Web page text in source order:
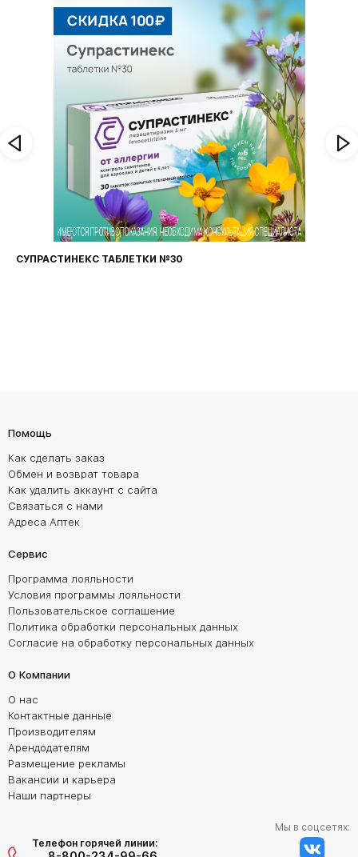
СУПРАСТИНЕКС ТАБЛЕТКИ №30
Помощь
Как сделать заказ
Обмен и возврат товара
Как удалить аккаунт с сайта
Связаться с нами
Адреса Аптек
Сервис
Программа лояльности
Условия программы лояльности
Пользовательское соглашение
Политика обработки персональных данных
Согласие на обработку персональных данных
О Компании
О нас
Контактные данные
Производителям
Арендодателям
Размещение рекламы
Вакансии и карьера
Наши партнеры
Телефон горячей линии:
Мы в соцсетях: